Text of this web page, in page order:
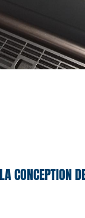
CONCEPTION